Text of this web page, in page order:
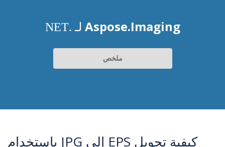
Aspose.Imaging لـ .NET
ملخص
كيفية تحويل EPS إلى JPG باستخدام